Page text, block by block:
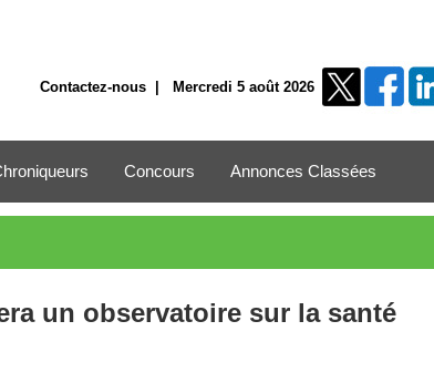
Contactez-nous| Mercredi 5 août 2026
Concours Annonces Classées
un observatoire sur la santé